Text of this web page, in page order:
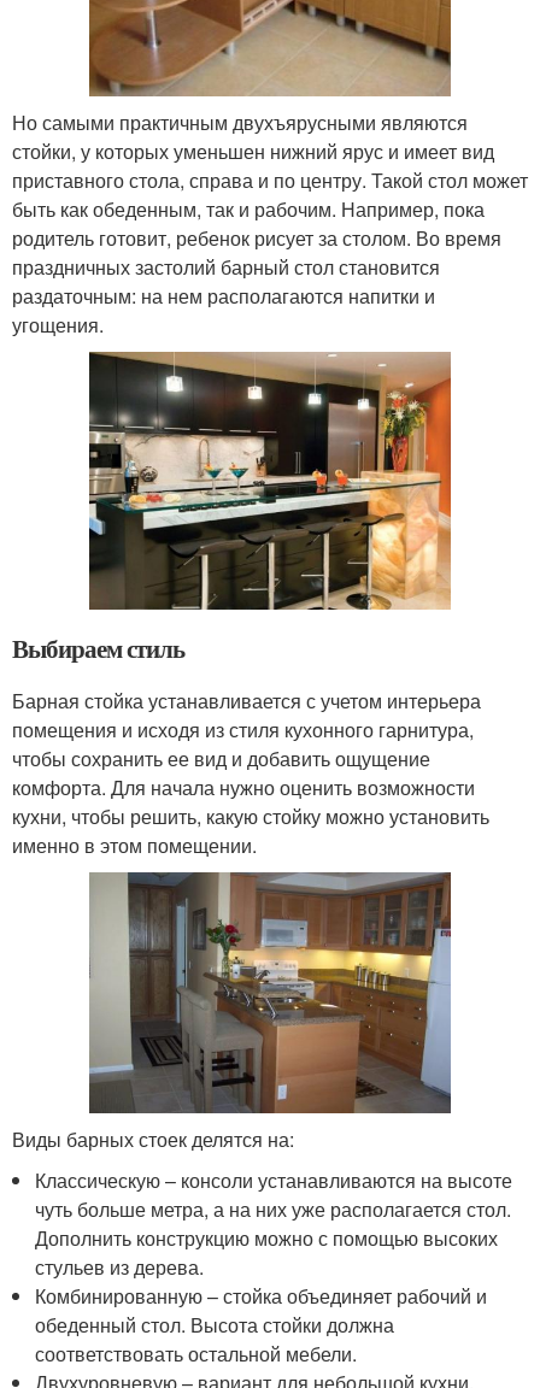
Но самыми практичным двухъярусными являются
стойки, у которых уменьшен нижний ярус и имеет вид
приставного стола, справа и по центру. Такой стол может
быть как обеденным, так и рабочим. Например, пока
родитель готовит, ребенок рисует за столом. Во время
праздничных застолий барный стол становится
раздаточным: на нем располагаются напитки и
угощения.
Выбираем стиль
Барная стойка устанавливается с учетом интерьера
помещения и исходя из стиля кухонного гарнитура,
чтобы сохранить ее вид и добавить ощущение
комфорта. Для начала нужно оценить возможности
кухни, чтобы решить, какую стойку можно установить
именно в этом помещении.
Виды барных стоек делятся на:
Классическую – консоли устанавливаются на высоте
чуть больше метра, а на них уже располагается стол.
Дополнить конструкцию можно с помощью высоких
стульев из дерева.
Комбинированную – стойка объединяет рабочий и
обеденный стол. Высота стойки должна
соответствовать остальной мебели.